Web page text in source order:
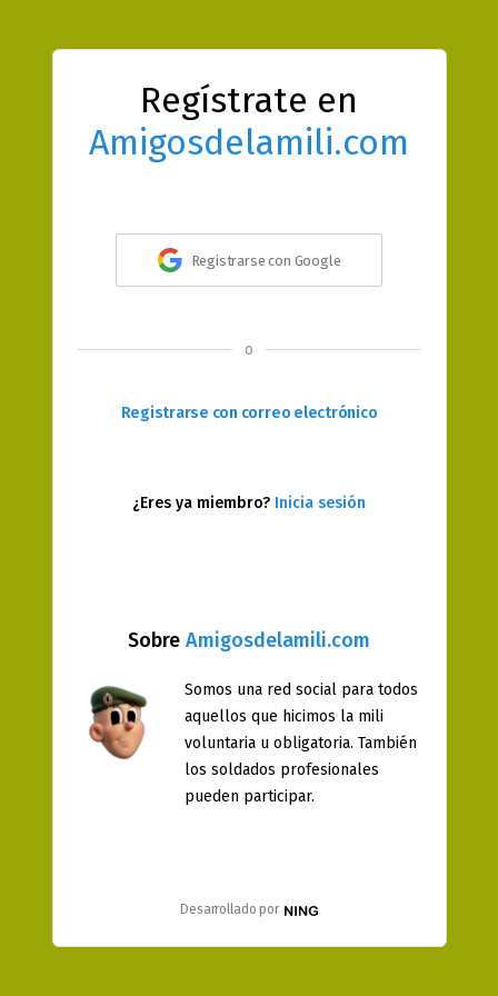
Regístrate en
Amigosdelamili.com
Sobre Amigosdelamili.com
Somos una red social para todos
aquellos que hicimos la mili
voluntaria u obligatoria. También
los soldados profesionales
pueden participar.
Desarrollado por
Registrarse con Google
o
Registrarse con correo electrónico
¿Eres ya miembro? Inicia sesión